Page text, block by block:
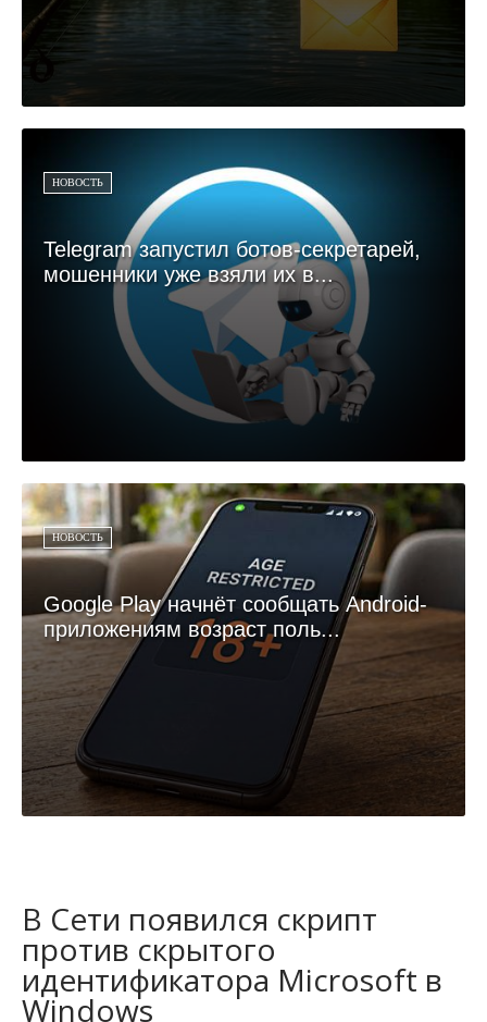
НОВОСТЬ
Telegram запустил ботов-секретарей,
мошенники уже взяли их в...
НОВОСТЬ
Google Play начнёт сообщать Android-
приложениям возраст поль...
В Сети появился скрипт
против скрытого
идентификатора Microsoft в
Windows